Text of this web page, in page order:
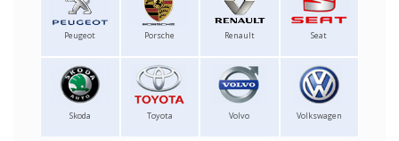
Peugeot Porsche Renault Seat
Skoda Toyota Volvo Volkswagen